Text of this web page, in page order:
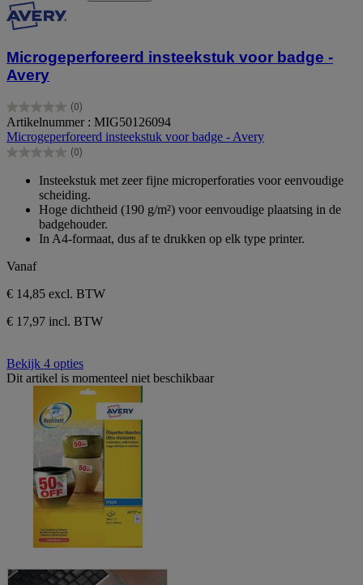
Microgeperforeerd insteekstuk voor badge -
Avery
(0)
0.0
van
de
5
Artikelnummer : MIG50126094
Microgeperforeerd insteekstuk voor badge - Avery
(0)
0.0
sterren.
Insteekstuk met zeer fijne microperforaties voor eenvoudige
scheiding.
Hoge dichtheid (190 g/m²) voor eenvoudige plaatsing in de
badgehouder.
In A4-formaat, dus af te drukken op elk type printer.
Vanaf
€ 14,85 excl. BTW
€ 17,97 incl. BTW
Bekijk 4 opties
Dit artikel is momenteel niet beschikbaar